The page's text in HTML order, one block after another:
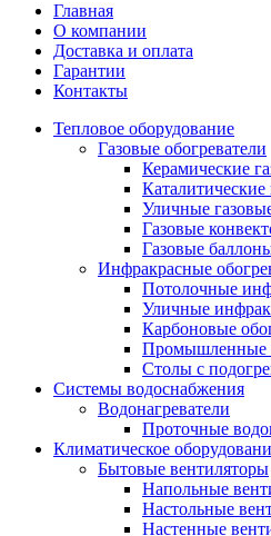
Главная
О компании
Доставка и оплата
Гарантии
Контакты
Тепловое оборудование
Газовые обогреватели
Керамические
Каталитические
Уличные
Газовые
Газовые
Инфракрасные
Потолочные
Уличные
Карбоновые
Промышленные
Столы с
Системы водоснабжения
Водонагреватели
Проточные
Климатическое
Бытовые вентиляторы
Напольные
Настольные
Настенные